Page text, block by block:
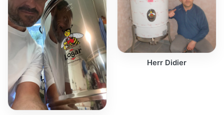
Herr Didier